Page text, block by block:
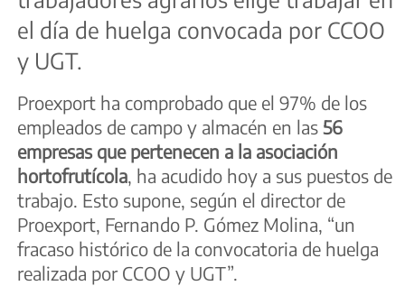
el día de huelga convocada por CCOO
y UGT.
Proexport ha comprobado que el 97% de los
empleados de campo y almacén en las 56
empresas que pertenecen a la asociación
hortofrutícola, ha acudido hoy a sus puestos de
trabajo. Esto supone, según el director de
Proexport, Fernando P. Gómez Molina, “un
fracaso histórico de la convocatoria de huelga
realizada por CCOO y UGT”.